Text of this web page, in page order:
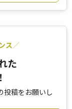
ス
た
投稿をお願いし